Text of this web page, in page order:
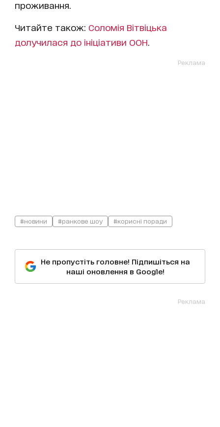
проживання
Читайте також: Соломія Вітвіцька
долучилася до ініціативи ООН
Реклама
#новини #ранкове шоу #корисні поради
Не пропустіть головне! Підпишіться на
наші оновлення в Google!
Реклама